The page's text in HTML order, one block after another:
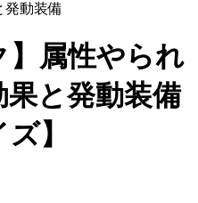
発動装備
】属性やられ
と発動装備
】